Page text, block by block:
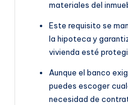
materiales del
Este requisito se
la hipoteca y
vivienda esté
Aunque el banco
puedes escoger
necesidad de